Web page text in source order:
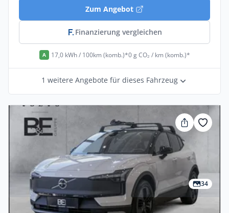
Zum Angebot
Finanzierung vergleichen
A 17,0 kWh / 100km (komb.)*0 g CO₂ / km (komb.)*
1 weitere Angebote für dieses Fahrzeug
34
Privat & Gewerbe